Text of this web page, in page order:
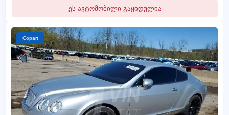
ეს ავტომობილი გაყიდულია
Copart